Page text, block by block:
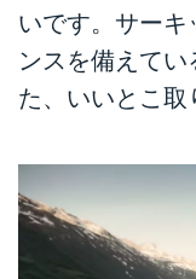
いです。サーキ
ンスを備えてい
た、いいとこ取